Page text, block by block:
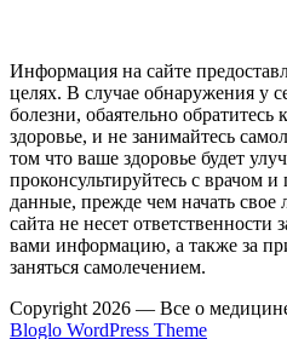
Информация на сайте
целях. В случае обнаружения у
болезни, обаятельно обратитесь
здоровье, и не занимайтесь
том что ваше здоровье будет
проконсультируйтесь с врачом
данные, прежде чем начать
сайта не несет
вами информацию, а также за
заняться самолечением.
Copyright 2026 — Все о
Bloglo WordPress Theme